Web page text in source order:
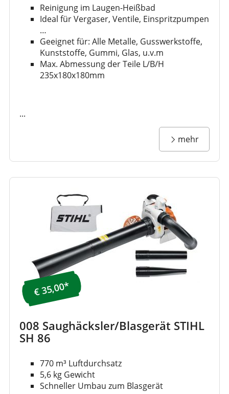
Reinigung im Laugen-Heißbad
Ideal für Vergaser, Ventile, Einspritzpumpen
…
Geeignet für: Alle Metalle, Gusswerkstoffe,
Kunststoffe, Gummi, Glas, u.v.m
Max. Abmessung der Teile L/B/H
235x180x180mm
...
mehr
€ 35,00*
008 Saughäcksler/Blasgerät STIHL
SH 86
770 m³ Luftdurchsatz
5,6 kg Gewicht
Schneller Umbau zum Blasgerät